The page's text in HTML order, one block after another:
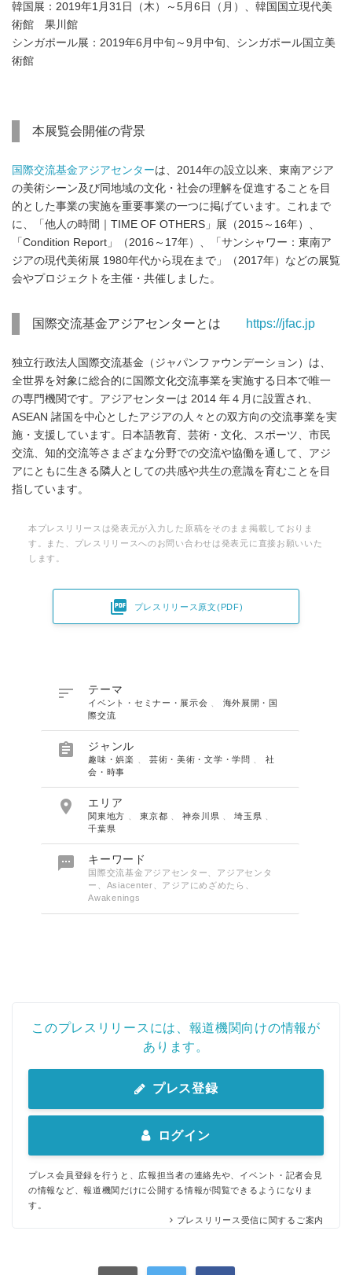
韓国展：2019年1月31日（木）～5月6日（月）、韓国国立現代美
術館 果川館
シンガポール展：2019年6月中旬～9月中旬、シンガポール国立美
術館
本展覧会開催の背景
国際交流基金アジアセンターは、2014年の設立以来、東南アジア
の美術シーン及び同地域の文化・社会の理解を促進することを目
的とした事業の実施を重要事業の一つに掲げています。これまで
に、「他人の時間｜TIME OF OTHERS」展（2015～16年）、
「Condition Report」（2016～17年）、「サンシャワー：東南ア
ジアの現代美術展 1980年代から現在まで」（2017年）などの展覧
会やプロジェクトを主催・共催しました。
国際交流基金アジアセンターとは https://jfac.jp
独立行政法人国際交流基金（ジャパンファウンデーション）は、
全世界を対象に総合的に国際文化交流事業を実施する日本で唯一
の専門機関です。アジアセンターは 2014 年４月に設置され、
ASEAN 諸国を中心としたアジアの人々との双方向の交流事業を実
施・支援しています。日本語教育、芸術・文化、スポーツ、市民
交流、知的交流等さまざまな分野での交流や協働を通して、アジ
アにともに生きる隣人としての共感や共生の意識を育むことを目
指しています。
本プレスリリースは発表元が入力した原稿をそのまま掲載しておりま
す。また、プレスリリースへのお問い合わせは発表元に直接お願いいた
します。
 プレスリリース原文(PDF)
 テーマ
イベント・セミナー・展示会
海外展開・国
際交流
 ジャンル
趣味・娯楽 芸術・美術・文学・学問
社
会・時事
 エリア
関東地方 、東京都 、神奈川県 、埼玉県
千葉県
 キーワード
国際交流基金アジアセンター、アジアセンタ
ー、Asiacenter、アジアにめざめたら、
Awakenings
このプレスリリースには、報道機関向けの情報が
あります。
プレス登録
ログイン
プレス会員登録を行うと、広報担当者の連絡先や、イベント・記者会見
の情報など、報道機関だけに公開する情報が閲覧できるようになりま
す。
プレスリリース受信に関するご案内